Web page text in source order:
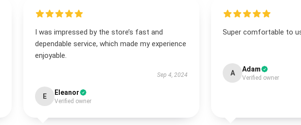
I was impressed by the store’s fast and
dependable service, which made my experience
enjoyable.
Sep 4, 2024
E Eleanor
Verified owner
Super comfortable to
A Adam
Verified owner